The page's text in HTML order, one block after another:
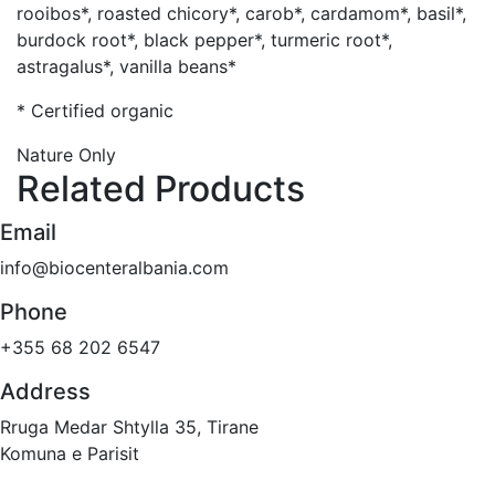
rooibos*, roasted chicory*, carob*, cardamom*, basil*,
burdock root*, black pepper*, turmeric root*,
astragalus*, vanilla beans*
* Certified organic
Nature Only
Related Products
Email
info@biocenteralbania.com
Phone
+355 68 202 6547
Address
Rruga Medar Shtylla 35, Tirane
Komuna e Parisit